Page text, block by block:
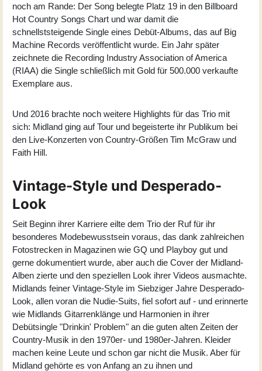
noch am Rande: Der Song belegte Platz 19 in den Billboard
Hot Country Songs Chart und war damit die
schnellststeigende Single eines Debüt-Albums, das auf Big
Machine Records veröffentlicht wurde. Ein Jahr später
zeichnete die Recording Industry Association of America
(RIAA) die Single schließlich mit Gold für 500.000 verkaufte
Exemplare aus.
Und 2016 brachte noch weitere Highlights für das Trio mit
sich: Midland ging auf Tour und begeisterte ihr Publikum bei
den Live-Konzerten von Country-Größen Tim McGraw und
Faith Hill.
Vintage-Style und Desperado-
Look
Seit Beginn ihrer Karriere eilte dem Trio der Ruf für ihr
besonderes Modebewusstsein voraus, das dank zahlreichen
Fotostrecken in Magazinen wie GQ und Playboy gut und
gerne dokumentiert wurde, aber auch die Cover der Midland-
Alben zierte und den speziellen Look ihrer Videos ausmachte.
Midlands feiner Vintage-Style im Siebziger Jahre Desperado-
Look, allen voran die Nudie-Suits, fiel sofort auf - und erinnerte
wie Midlands Gitarrenklänge und Harmonien in ihrer
Debütsingle "Drinkin' Problem" an die guten alten Zeiten der
Country-Musik in den 1970er- und 1980er-Jahren. Kleider
machen keine Leute und schon gar nicht die Musik. Aber für
Midland gehörte es von Anfang an zu ihnen und